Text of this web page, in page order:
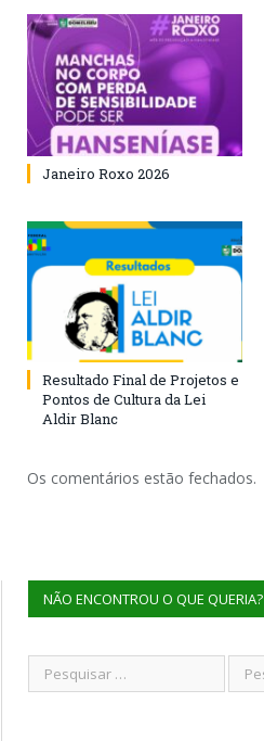
Janeiro Roxo 2026
Resultado Final de Projetos e
Pontos de Cultura da Lei
Aldir Blanc
Os comentários estão fechados.
NÃO ENCONTROU O QUE QUERIA?